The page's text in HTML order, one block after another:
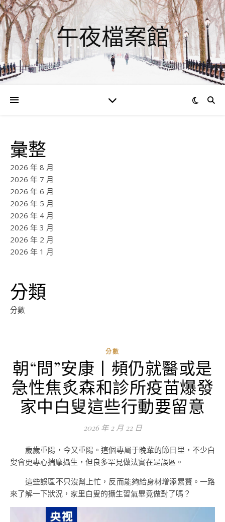
午夜檔案館
彙整
2026 年 8 月
2026 年 7 月
2026 年 6 月
2026 年 5 月
2026 年 4 月
2026 年 3 月
2026 年 2 月
2026 年 1 月
分類
分數
分數
朝“問”安康丨頻仍就醫或是
急性焦炙森和診所疫苗爆發
家中白叟這些行動要留意
2026 年 2 月 22 日
歲歲重陽，今又重陽。這個專屬于晚輩的節日里，不少白
叟會更專心揣摩攝生，但良多罕見做法實在是誤區。
這些誤區不只沒幫上忙，反而能夠給身材增添累贅。一路
來了解一下狀況，家里白叟的攝生習氣畢竟做對了嗎？
0
評